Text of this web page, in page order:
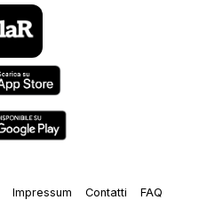
Impressum Contatti
FAQ